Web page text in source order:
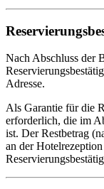
Nach Abschluss der
Adresse.
Als Garantie für die
erforderlich, die im
ist. Der Restbetrag
an der